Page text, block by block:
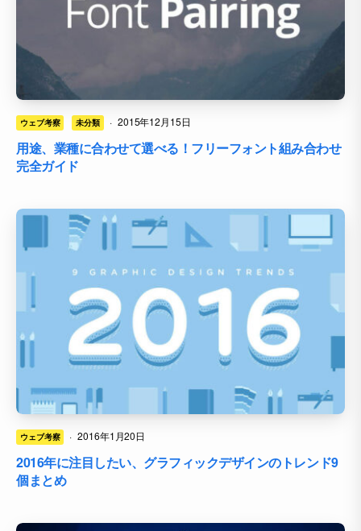
ウェブ考察 未分類 · 2015年12月15日
用途、業種に合わせて選べる！フリーフォント組み合わせ
完全ガイド
ウェブ考察 · 2016年1月20日
2016年に注目したい、グラフィックデザインのトレンド9
個まとめ